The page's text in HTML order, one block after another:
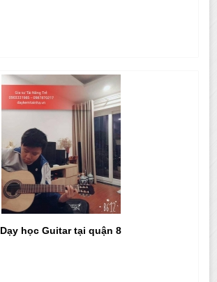
Dạy học Guitar tại quận 8